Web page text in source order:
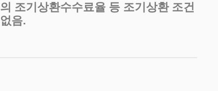
의 조기상환수수료율 등 조기상환 조건
없음.